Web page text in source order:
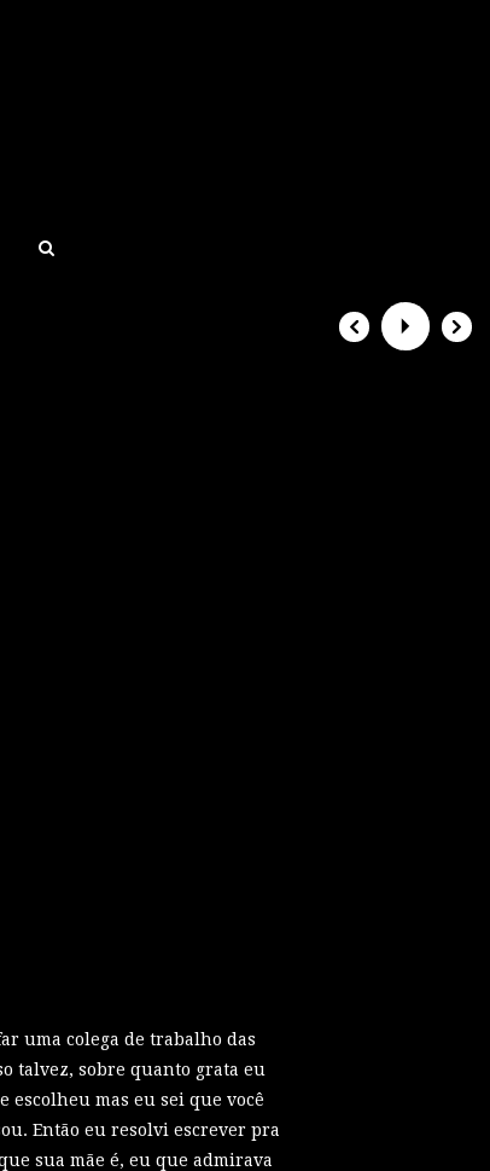
uma colega de trabalho das
talvez, sobre quanto grata eu
escolheu mas eu sei que você
Então eu resolvi escrever pra
sua mãe é, eu que admirava